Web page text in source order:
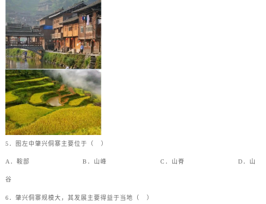
5．图左中肇兴侗寨主要位于（ ）
A．鞍部 B．山峰 C．山脊 D．山
谷
6．肇兴侗寨规模大，其发展主要得益于当地（ ）